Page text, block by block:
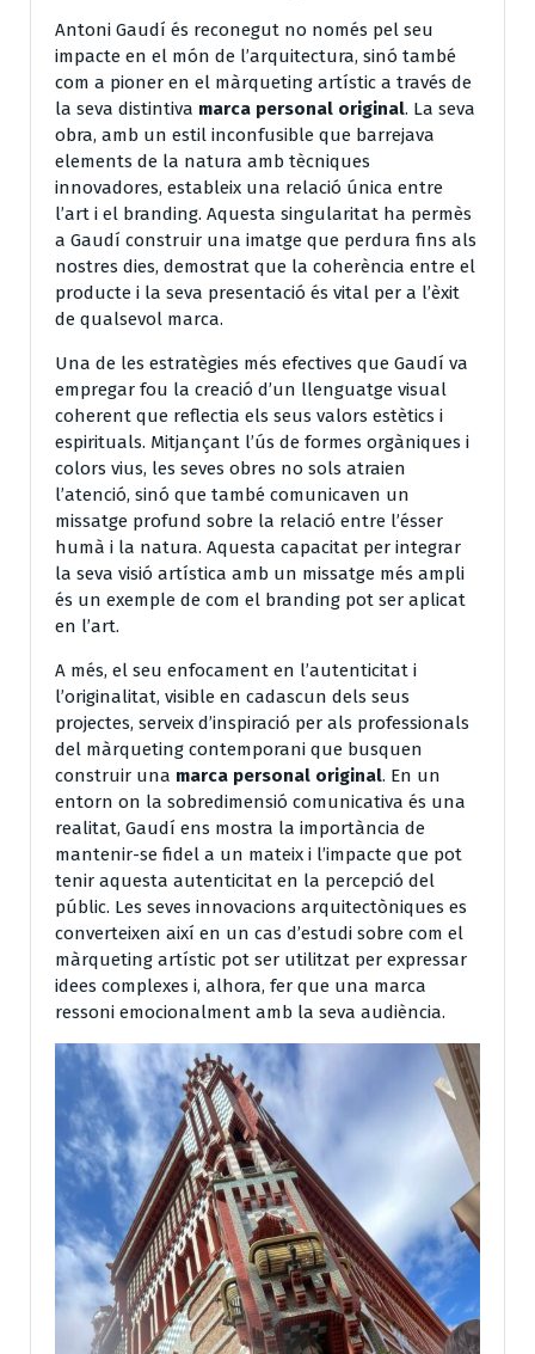
Antoni Gaudí és reconegut no només pel seu
impacte en el món de l’arquitectura, sinó també
com a pioner en el màrqueting artístic a través de
la seva distintiva marca personal original. La seva
obra, amb un estil inconfusible que barrejava
elements de la natura amb tècniques
innovadores, estableix una relació única entre
l’art i el branding. Aquesta singularitat ha permès
a Gaudí construir una imatge que perdura fins als
nostres dies, demostrat que la coherència entre el
producte i la seva presentació és vital per a l’èxit
de qualsevol marca.
Una de les estratègies més efectives que Gaudí va
empregar fou la creació d’un llenguatge visual
coherent que reflectia els seus valors estètics i
espirituals. Mitjançant l’ús de formes orgàniques i
colors vius, les seves obres no sols atraien
l’atenció, sinó que també comunicaven un
missatge profund sobre la relació entre l’ésser
humà i la natura. Aquesta capacitat per integrar
la seva visió artística amb un missatge més ampli
és un exemple de com el branding pot ser aplicat
en l’art.
A més, el seu enfocament en l’autenticitat i
l’originalitat, visible en cadascun dels seus
projectes, serveix d’inspiració per als professionals
del màrqueting contemporani que busquen
construir una marca personal original. En un
entorn on la sobredimensió comunicativa és una
realitat, Gaudí ens mostra la importància de
mantenir-se fidel a un mateix i l’impacte que pot
tenir aquesta autenticitat en la percepció del
públic. Les seves innovacions arquitectòniques es
converteixen així en un cas d’estudi sobre com el
màrqueting artístic pot ser utilitzat per expressar
idees complexes i, alhora, fer que una marca
ressoni emocionalment amb la seva audiència.